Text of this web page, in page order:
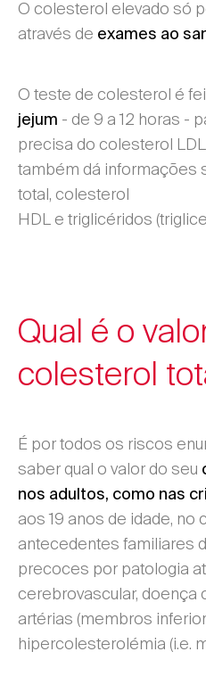
O colesterol elevado só
através de exames ao
O teste de colesterol é
jejum - de 9 a 12 horas -
precisa do colesterol
também dá informações
total, colesterol
HDL e triglicéridos
Qual é o
colesterol
É por todos os riscos
saber qual o valor do seu
nos adultos, como nas
aos 19 anos de idade, no
antecedentes familiares
precoces por patologia
cerebrovascular, doença
artérias (membros
hipercolesterolémia (i.e.